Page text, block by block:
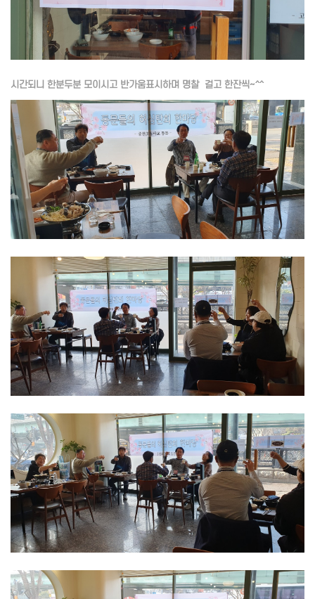
시간되니 한분두분 모이시고 반가움표시하며 명찰 걸고 한잔씩~^^